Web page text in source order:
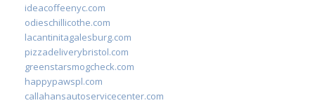
ideacoffeenyc.com
odieschillicothe.com
lacantinitagalesburg.com
pizzadeliverybristol.com
greenstarsmogcheck.com
happypawspl.com
callahansautoservicecenter.com